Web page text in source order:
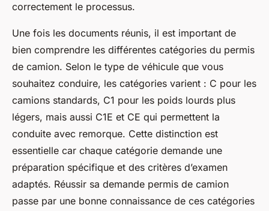
correctement le processus.
Une fois les documents réunis, il est important de
bien comprendre les différentes catégories du permis
de camion. Selon le type de véhicule que vous
souhaitez conduire, les catégories varient : C pour les
camions standards, C1 pour les poids lourds plus
légers, mais aussi C1E et CE qui permettent la
conduite avec remorque. Cette distinction est
essentielle car chaque catégorie demande une
préparation spécifique et des critères d’examen
adaptés. Réussir sa demande permis de camion
passe par une bonne connaissance de ces catégories